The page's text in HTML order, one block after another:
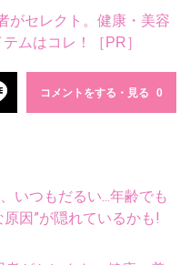
がセレクト。健康・美容
ムはコレ！［PR］
コメントをする・見る
いつもだるい...年齢でも
因”が隠れているかも!